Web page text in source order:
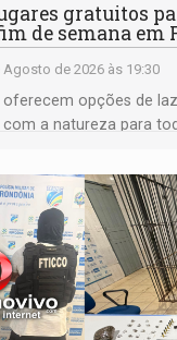
gratuitos
de semana em
Agosto de 2026 às 19:30
oferecem opções de
a natureza para